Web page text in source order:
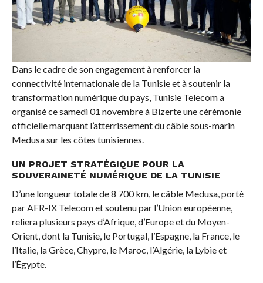
Dans le cadre de son engagement à renforcer la
connectivité internationale de la Tunisie et à soutenir la
transformation numérique du pays, Tunisie Telecom a
organisé ce samedi 01 novembre à Bizerte une cérémonie
officielle marquant l’atterrissement du câble sous-marin
Medusa sur les côtes tunisiennes.
UN PROJET STRATÉGIQUE POUR LA
SOUVERAINETÉ NUMÉRIQUE DE LA TUNISIE
D’une longueur totale de 8 700 km, le câble Medusa, porté
par AFR-IX Telecom et soutenu par l’Union européenne,
reliera plusieurs pays d’Afrique, d’Europe et du Moyen-
Orient, dont la Tunisie, le Portugal, l’Espagne, la France, le
l’Italie, la Grèce, Chypre, le Maroc, l’Algérie, la Lybie et
l’Égypte.